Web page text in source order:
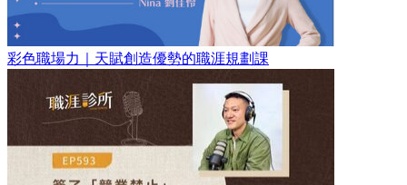
彩色職場力｜天賦創造優勢的職涯規劃課